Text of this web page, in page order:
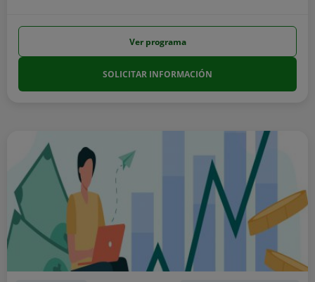
Ver programa
SOLICITAR INFORMACIÓN